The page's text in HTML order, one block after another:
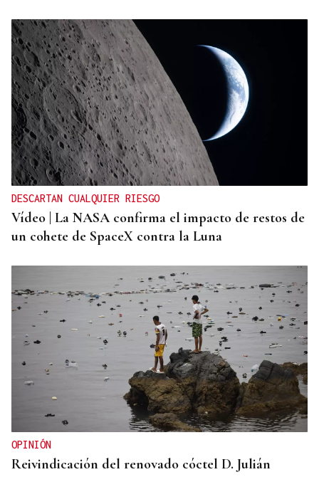
DESCARTAN CUALQUIER RIESGO
Vídeo | La NASA confirma el impacto de restos de
un cohete de SpaceX contra la Luna
OPINIÓN
Reivindicación del renovado cóctel D. Julián